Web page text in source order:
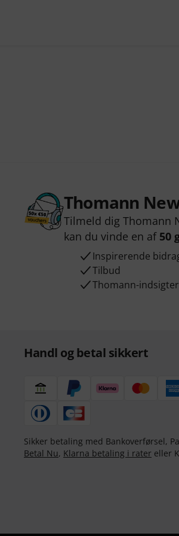
Thomann
Tilmeld dig Thomann
kan du vinde en af 50
Inspirerende
Tilbud
Thomann-indsigter
Handl og betal sikkert
Sikker betaling med Bankoverførsel,
Betal Nu, Klarna betaling i rater eller